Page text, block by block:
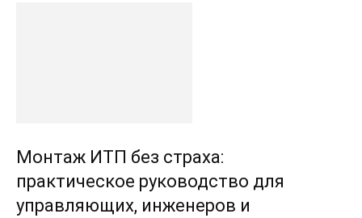
Монтаж ИТП без страха:
практическое руководство для
управляющих, инженеров и